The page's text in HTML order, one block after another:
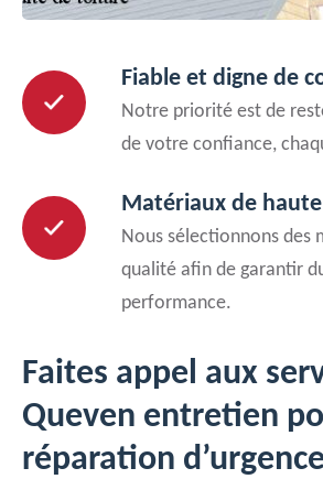
Fiable et digne de
Notre priorité est de
de votre confiance,
Matériaux de
Nous sélectionnons des
qualité afin de garantir
performance.
Faites appel aux
Queven entretien
réparation